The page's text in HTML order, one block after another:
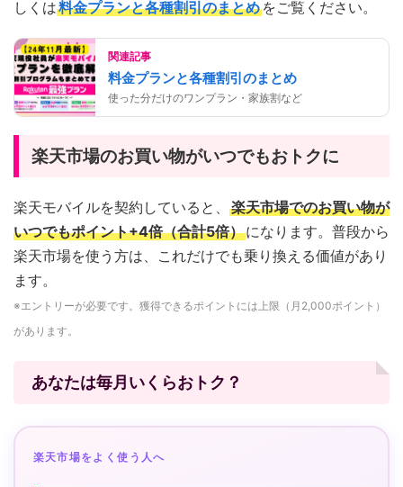
しくは料金プランと各種割引のまとめ をご覧ください。
関連記事
料金プランと各種割引のまとめ
使った分だけのワンプラン・家族割など
楽天市場のお買い物がいつでもおトクに
楽天モバイルを契約していると、 楽天市場でのお買い物が
いつでもポイント+4倍（合計5倍）になります。普段から
楽天市場を使う方は、これだけでも乗り換える価値があり
ます。
※エントリーが必要です。獲得できるポイントには上限（月2,000ポイント）
があります。
あなたは毎月いくらおトク？
楽天市場をよく使う人へ